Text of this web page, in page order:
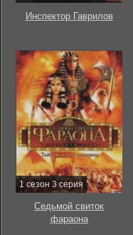
Инспектор Гаврилов
1 сезон 3 серия
Седьмой свиток
фараона